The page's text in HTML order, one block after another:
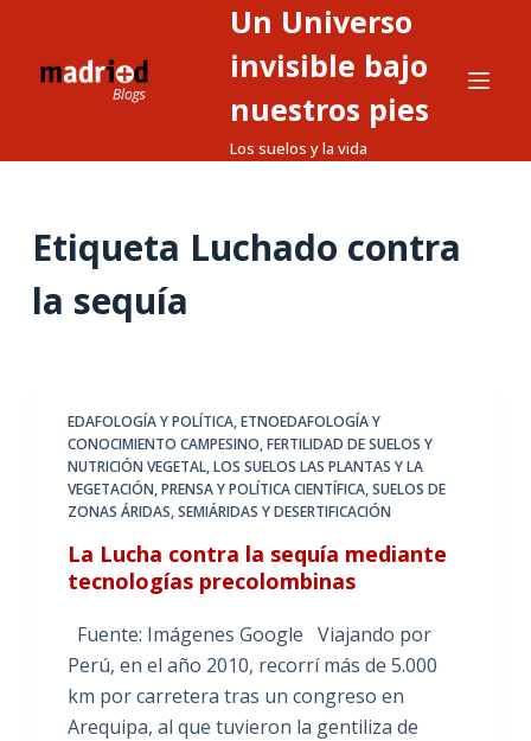
Un Universo
invisible bajo
nuestros pies
Los suelos y la vida
Etiqueta Luchado contra
la sequía
EDAFOLOGÍA Y POLÍTICA,ETNOEDAFOLOGÍA Y
CONOCIMIENTO CAMPESINO,FERTILIDAD DE SUELOS Y
NUTRICIÓN VEGETAL,LOS SUELOS LAS PLANTAS Y LA
VEGETACIÓN,PRENSA Y POLÍTICA CIENTÍFICA,SUELOS DE
ZONAS ÁRIDAS, SEMIÁRIDAS Y DESERTIFICACIÓN
La Lucha contra la sequía mediante
tecnologías precolombinas
Fuente: Imágenes Google Viajando por
Perú, en el año 2010, recorrí más de 5.000
km por carretera tras un congreso en
Arequipa, al que tuvieron la gentiliza de